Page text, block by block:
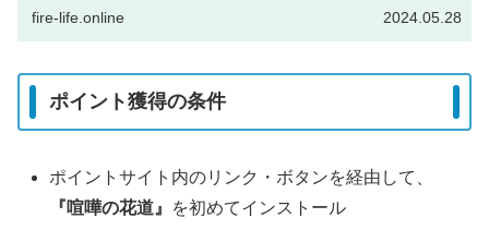
fire-life.online 2024.05.28
ポイント獲得の条件
ポイントサイト内のリンク・ボタンを経由して、
『喧嘩の花道』
を初めてインストール